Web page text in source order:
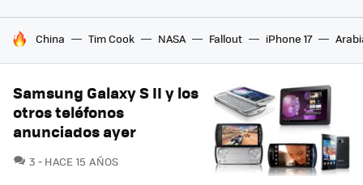
HOY SE HABLA DE
China Tim Cook NASA Fallout iPhone 17
Samsung Galaxy S II y los
otros teléfonos
anunciados ayer
3 COMENTARIOS
HACE 15 AÑOS